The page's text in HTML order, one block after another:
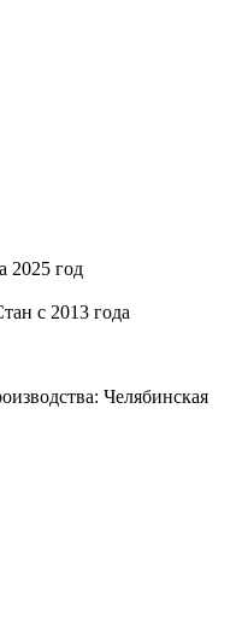
2025 год
с 2013 года
Челябинская